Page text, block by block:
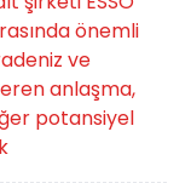
önemli
ve
anlaşma,
potansiyel